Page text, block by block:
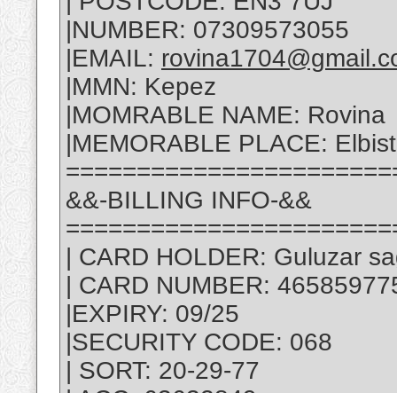
|NUMBER: 07309573055
|EMAIL:
|MMN: Kepez
|MOMRABLE NAME: Rovina
|MEMORABLE PLACE:
&&-BILLING INFO-&&
| CARD HOLDER: Guluzar
| CARD NUMBER:
|EXPIRY: 09/25
|SECURITY CODE: 068
| SORT: 20-29-77